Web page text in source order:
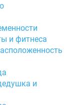
и фитнеса
и